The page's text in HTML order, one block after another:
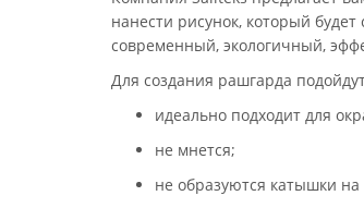
нанести рисунок, который
современный, экологичный,
Для создания рашгарда
идеально подходит для
не мнется;
не образуются катышки на